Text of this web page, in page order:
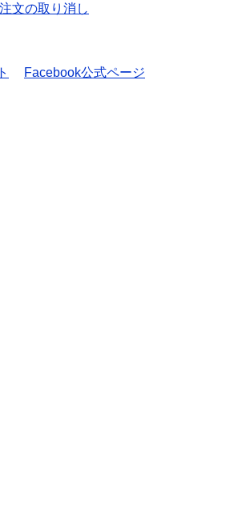
文の取り消し
Facebook公式ページ